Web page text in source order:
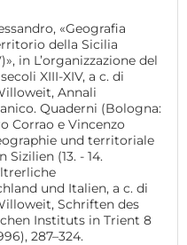
«Geografia
della Sicilia
in L’organizzazione del
XIII-XIV, a c. di
Annali
Quaderni (Bologna:
Corrao e Vincenzo
und territoriale
(13. - 14.
und Italien, a c. di
Schriften des
Instituts in Trient 8
287–324.